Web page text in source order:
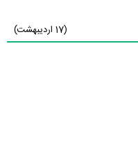
(17 اردیبهشت)